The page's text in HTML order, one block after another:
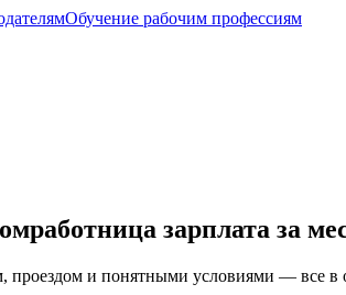
Обучение рабочим профессиям
зарплата за
проездом и понятными условиями — все в